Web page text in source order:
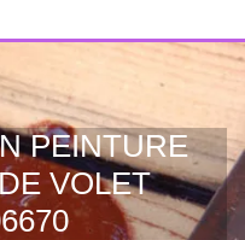
PEINTURE
VOLET